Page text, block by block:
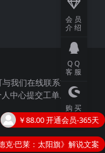
我们在线联系或登
中心提交工单。
会员
介绍
QQ
客服
购买
主题
克·巴莱：太阳旗》解说文案
￥58.00开通会员-30天